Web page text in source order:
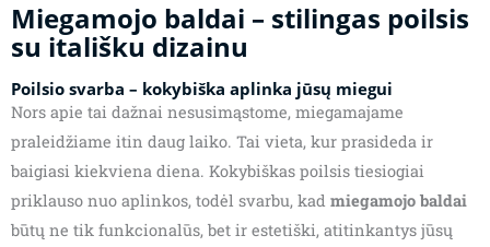
Miegamojo baldai – stilingas poilsis
su itališku dizainu
Poilsio svarba – kokybiška aplinka jūsų miegui
Nors apie tai dažnai nesusimąstome, miegamajame
praleidžiame itin daug laiko. Tai vieta, kur prasideda ir
baigiasi kiekviena diena. Kokybiškas poilsis tiesiogiai
priklauso nuo aplinkos, todėl svarbu, kad miegamojo baldai
būtų ne tik funkcionalūs, bet ir estetiški, atitinkantys jūsų